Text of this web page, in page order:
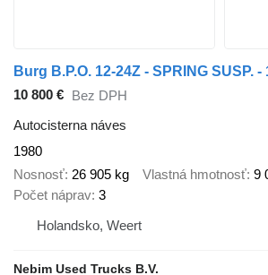
10 800 € Bez DPH
Autocisterna náves
1980
Nosnosť 26 905 kg Vlastná hmotnosť 9
Počet náprav 3
Holandsko, Weert
Nebim Used Trucks B.V.